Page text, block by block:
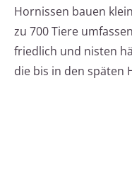
Hornissen bauen
zu 700 Tiere
friedlich und nisten
die bis in den späten